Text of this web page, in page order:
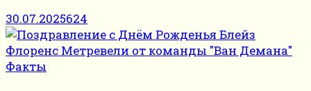
30.07.2025624
Факты